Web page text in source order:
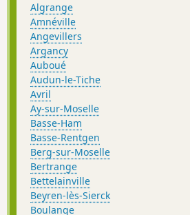
Algrange
Amnéville
Angevillers
Argancy
Auboué
Audun-le-Tiche
Avril
Ay-sur-Moselle
Basse-Ham
Basse-Rentgen
Berg-sur-Moselle
Bertrange
Bettelainville
Beyren-lès-Sierck
Boulange